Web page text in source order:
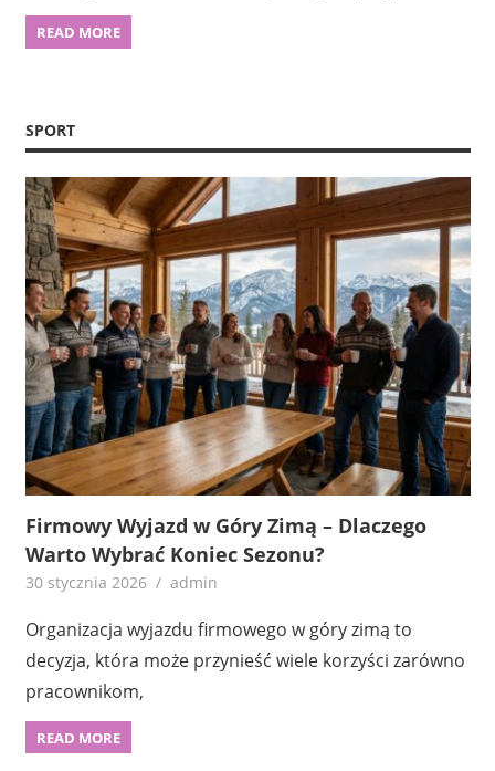
READ MORE
SPORT
Firmowy Wyjazd w Góry Zimą – Dlaczego
Warto Wybrać Koniec Sezonu?
30 stycznia 2026 admin
Organizacja wyjazdu firmowego w góry zimą to
decyzja, która może przynieść wiele korzyści zarówno
pracownikom,
READ MORE